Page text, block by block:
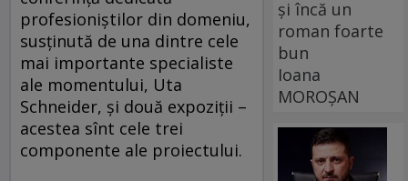
profesioniştilor din domeniu,
susţinută de una dintre cele
mai importante specialiste
ale momentului, Uta
Schneider, şi două expoziţii –
acestea sînt cele trei
componente ale proiectului.
și încă un
roman foarte
bun
Ioana
MOROȘAN